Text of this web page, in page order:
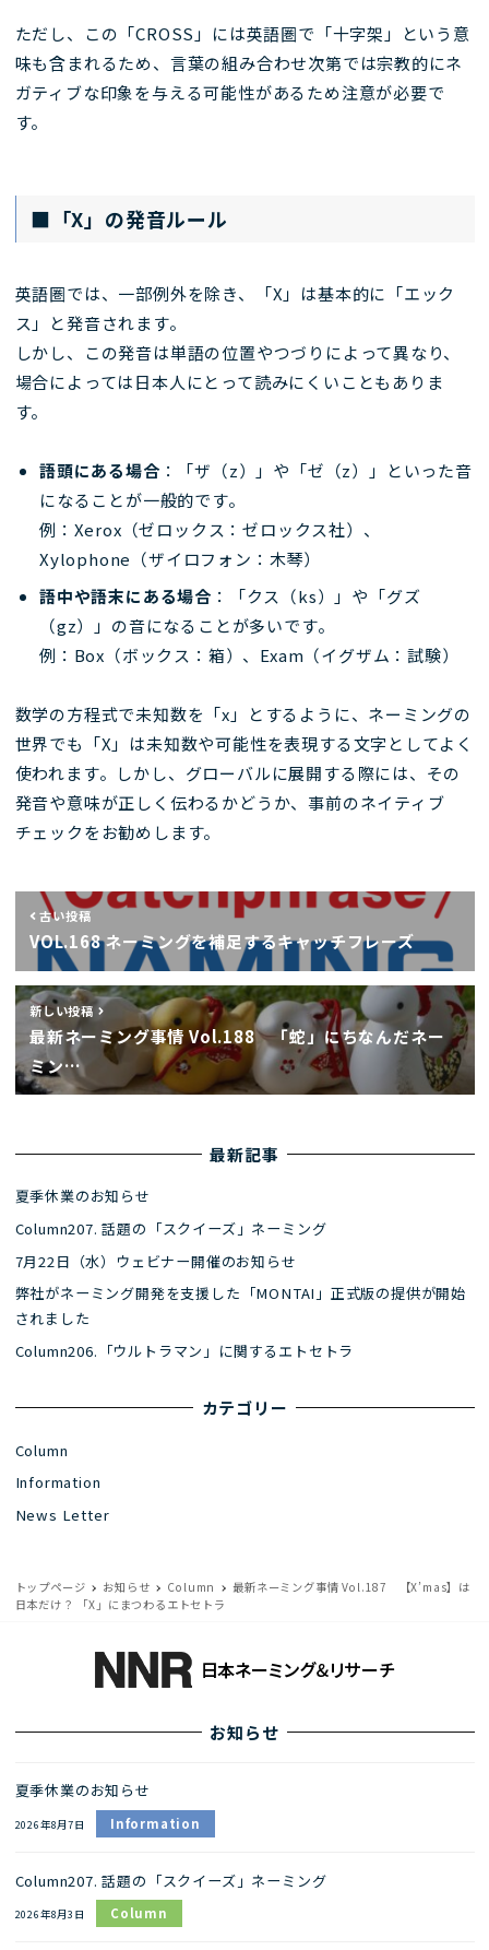
ただし、この「CROSS」には英語圏で「十字架」という意
味も含まれるため、言葉の組み合わせ次第では宗教的にネ
ガティブな印象を与える可能性があるため注意が必要で
す。
■「X」の発音ルール
英語圏では、一部例外を除き、「X」は基本的に「エック
ス」と発音されます。
しかし、この発音は単語の位置やつづりによって異なり、
場合によっては日本人にとって読みにくいこともありま
す。
語頭にある場合 ：「ザ（z）」や「ゼ（z）」といった音
になることが一般的です。
例：Xerox（ゼロックス：ゼロックス社）、
Xylophone（ザイロフォン：木琴）
語中や語末にある場合 ：「クス（ks）」や「グズ
（gz）」の音になることが多いです。
例：Box（ボックス：箱）、Exam（イグザム：試験）
数学の方程式で未知数を「x」とするように、ネーミングの
世界でも「X」は未知数や可能性を表現する文字としてよく
使われます。しかし、グローバルに展開する際には、その
発音や意味が正しく伝わるかどうか、事前のネイティブ
チェックをお勧めします。
古い投稿
VOL.168 ネーミングを補足するキャッチフレーズ
新しい投稿
最新ネーミング事情 Vol.188 「蛇」にちなんだネー
ミン…
最新記事
夏季休業のお知らせ
Column207. 話題の「スクイーズ」ネーミング
7月22日（水）ウェビナー開催のお知らせ
弊社がネーミング開発を支援した「MONTAI」正式版の提供が開始
されました
Column206.「ウルトラマン」に関するエトセトラ
カテゴリー
Column
Information
News Letter
トップページ お知らせ Column
最新ネーミング事情 Vol.187 【X’mas】は
日本だけ？ 「X」にまつわるエトセトラ
お知らせ
夏季休業のお知らせ
2026年8月7日 Information
Column207. 話題の「スクイーズ」ネーミング
2026年8月3日 Column